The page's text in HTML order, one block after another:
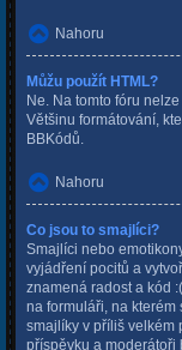
Nahoru
Můžu použít HTML?
Ne. Na tomto fóru
Většinu formátování,
BBKódů.
Nahoru
Co jsou to smajlíci?
Smajlíci nebo
vyjádření pocitů a
znamená radost a kód
na formuláři, na kterém
smajlíky v příliš velkém
příspěvku a moderátoři